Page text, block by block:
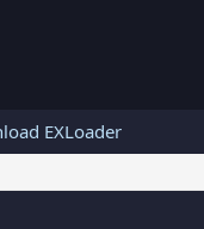
EXLoader